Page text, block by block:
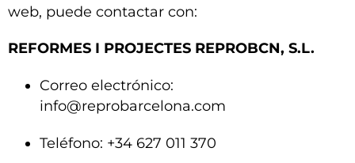
web, puede contactar con:
REFORMES I PROJECTES REPROBCN, S.L.
Correo electrónico:
info@reprobarcelona.com
Teléfono: +34 627 011 370